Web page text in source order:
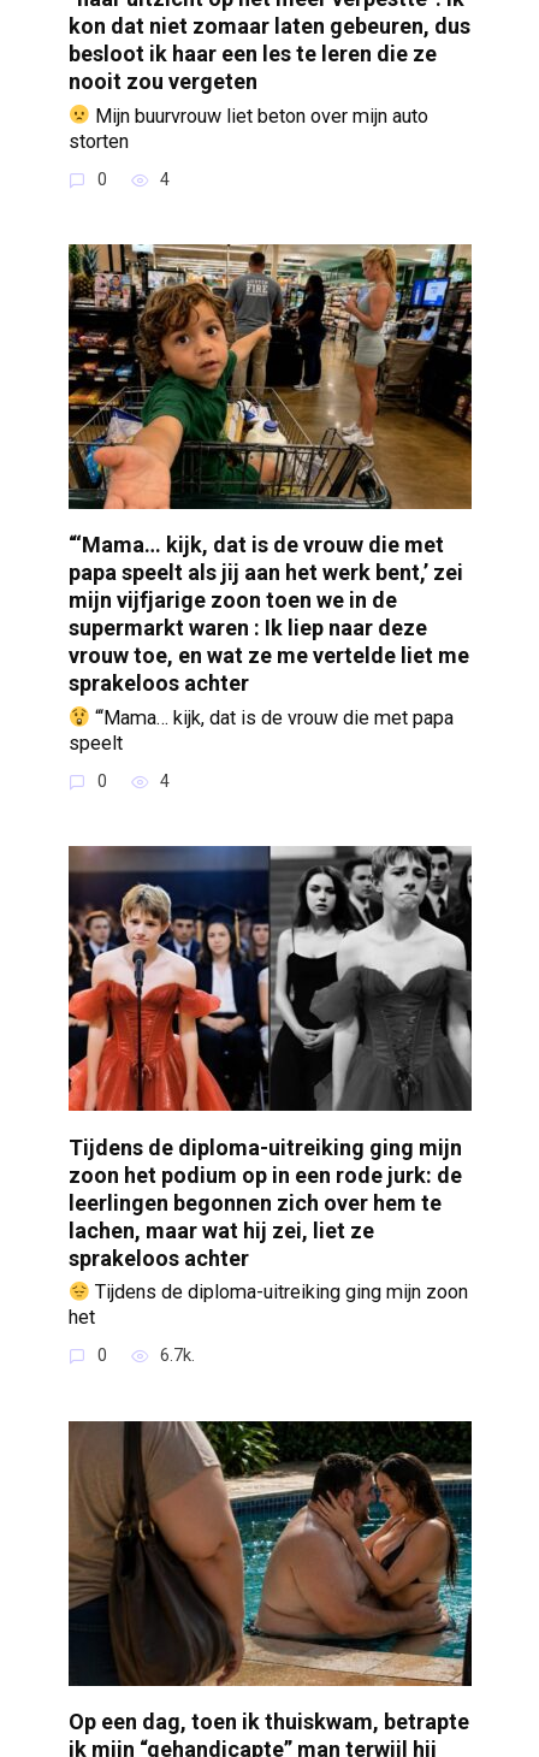
kon dat niet zomaar laten gebeuren, dus
besloot ik haar een les te leren die ze
nooit zou vergeten
Mijn buurvrouw liet beton over mijn auto
storten
0 4
“‘Mama… kijk, dat is de vrouw die met
papa speelt als jij aan het werk bent,’ zei
mijn vijfjarige zoon toen we in de
supermarkt waren : Ik liep naar deze
vrouw toe, en wat ze me vertelde liet me
sprakeloos achter
“‘Mama… kijk, dat is de vrouw die met papa
speelt
0 4
Tijdens de diploma-uitreiking ging mijn
zoon het podium op in een rode jurk: de
leerlingen begonnen zich over hem te
lachen, maar wat hij zei, liet ze
sprakeloos achter
Tijdens de diploma-uitreiking ging mijn zoon
het
0 6.7k.
Op een dag, toen ik thuiskwam, betrapte
ik mijn “gehandicapte” man terwijl hij